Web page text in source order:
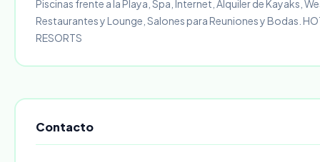
Piscinas frente a la Playa, Spa, Internet, Alquiler de Kayaks,
Restaurantes y Lounge, Salones para Reuniones y Bodas.
RESORTS
Contacto